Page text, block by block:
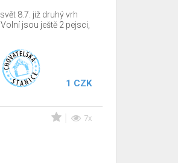
8.7. již druhý vrh
jsou ještě 2 pejsci,
1 CZK
7x